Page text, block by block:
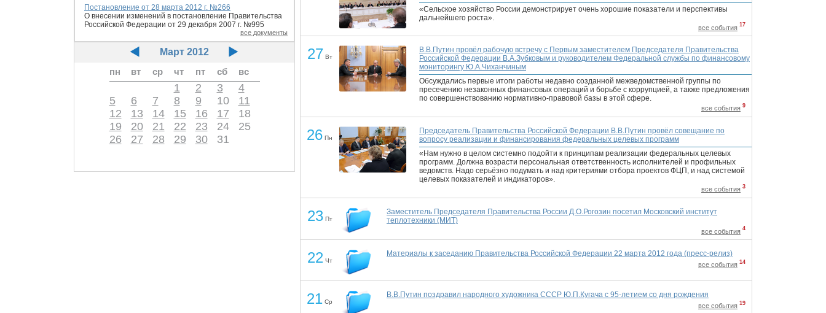
Постановление от 28 марта 2012 г. №266
О внесении изменений в постановление Правительства
Российской Федерации от 29 декабря 2007 г. №995
все документы
Март 2012
пн
вт ср чт пт сб вс
1 2 3
4
5
6 7 8 9 10
11
12
13 14 15 16 17
18
19
20 21 22 23 24
25
26
27 28 29 30 31
«Сельское хозяйство России демонстрирует очень хорошие показатели и перспективы
дальнейшего роста».
все события 17
27 Вт
В.В.Путин провёл рабочую встречу с Первым заместителем Председателя Правительства
Российской Федерации В.А.Зубковым и руководителем Федеральной службы по финансовому
мониторингу Ю.А.Чиханчиным
Обсуждались первые итоги работы недавно созданной межведомственной группы по
пресечению незаконных финансовых операций и борьбе с коррупцией, а также предложения
по совершенствованию нормативно-правовой базы в этой сфере.
все события 9
26 Пн
Председатель Правительства Российской Федерации В.В.Путин провёл совещание по
вопросу реализации и финансирования федеральных целевых программ
«Нам нужно в целом системно подойти к принципам реализации федеральных целевых
программ. Должна возрасти персональная ответственность исполнителей и профильных
ведомств. Надо серьёзно подумать и над критериями отбора проектов ФЦП, и над системой
целевых показателей и индикаторов».
все события 3
23Пт
Заместитель Председателя Правительства России Д.О.Рогозин посетил Московский институт
теплотехники (МИТ)
все события 4
22Чт
Материалы к заседанию Правительства Российской Федерации 22 марта 2012 года (пресс-релиз)
все события 14
21 Ср
В.В.Путин поздравил народного художника СССР Ю.П.Кугача с 95-летием со дня рождения
все события 19